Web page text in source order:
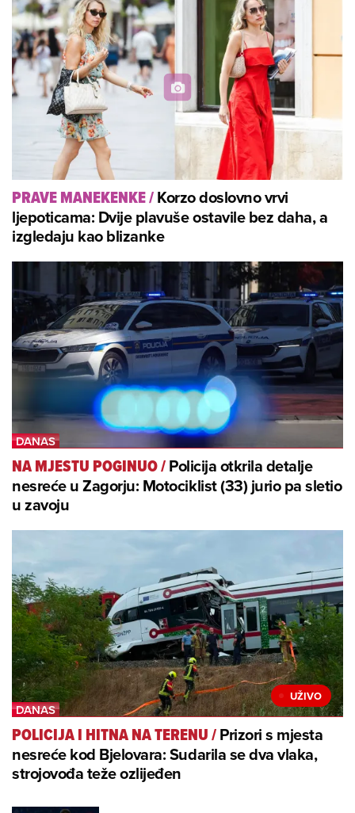
PRAVE MANEKENKE/Korzo doslovno vrvi
ljepoticama: Dvije plavuše ostavile bez daha, a
izgledaju kao blizanke
NA MJESTU POGINUO/Policija otkrila detalje
nesreće u Zagorju: Motociklist (33) jurio pa sletio
u zavoju
POLICIJA I HITNA NA TERENU/Prizori s mjesta
nesreće kod Bjelovara: Sudarila se dva vlaka,
strojovođa teže ozlijeđen